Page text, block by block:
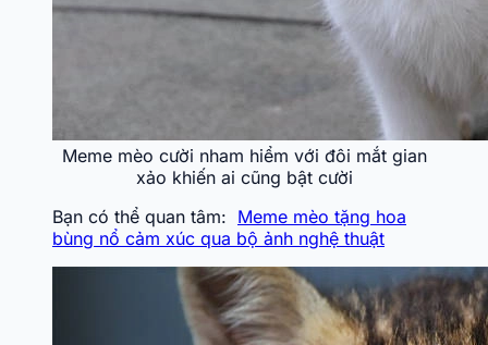
Meme mèo cười nham hiểm với đôi mắt gian
xảo khiến ai cũng bật cười
Bạn có thể quan tâm: Meme mèo tặng hoa
bùng nổ cảm xúc qua bộ ảnh nghệ thuật